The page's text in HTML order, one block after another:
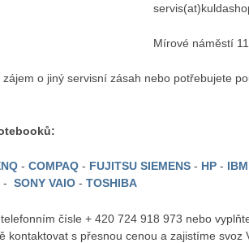
Mírové náměstí
o jiný servisní zásah nebo potřebujete
- COMPAQ - FUJITSU SIEMENS - HP -
- SONY VAIO - TOSHIBA
čísle + 420 724 918 973 nebo
kontaktovat s přesnou cenou a zajistíme svoz